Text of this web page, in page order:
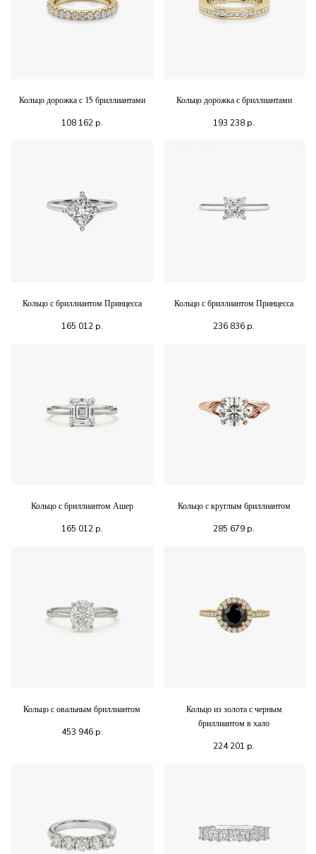
Кольцо дорожка с 15 бриллиантами
108 162р.
Кольцо дорожка с бриллиантами
193 238 р.
Кольцо с бриллиантом Принцесса
165 012р.
Кольцо с бриллиантом Принцесса
236 836 р.
Кольцо с бриллиантом Ашер
165 012р.
Кольцо с круглым бриллиантом
285 679 р.
Кольцо с овальным бриллиантом
453 946р.
Кольцо из золота с черным
бриллиантом в хало
224 201 р.